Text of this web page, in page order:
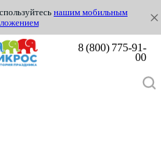
нашим мобильным
8 (800) 775-91-
00